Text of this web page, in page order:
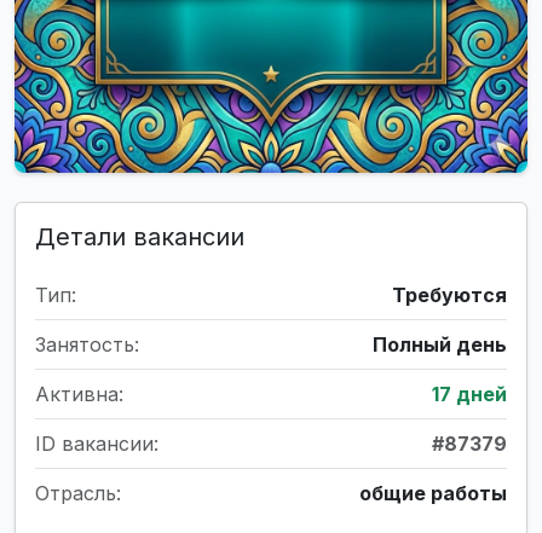
Детали вакансии
Тип: Требуются
Занятость: Полный день
Активна: 17 дней
ID вакансии: #87379
Отрасль: общие работы